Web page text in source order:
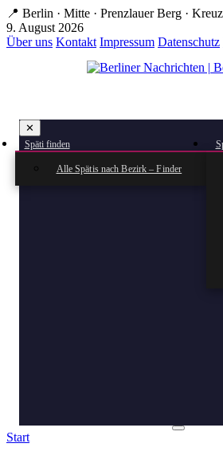
Zum
Hauptinhalt
springen
📍 Berlin · Mitte · Prenzlauer Berg ·
9. August 2026
Über uns Kontakt Impressum Datenschutz
✕
Späti finden
Alle Spätis nach Bezirk – Finder
Start